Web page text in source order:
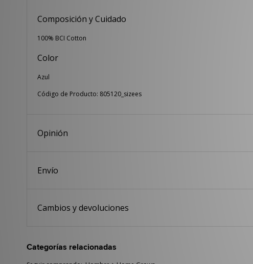
Composición y Cuidado
100% BCI Cotton
Color
Azul
Código de Producto: 805120_sizees
Opinión
Envío
Cambios y devoluciones
Categorías relacionadas